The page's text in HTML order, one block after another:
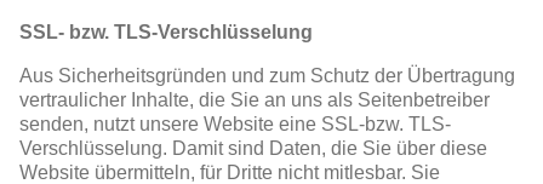
SSL- bzw. TLS-Verschlüsselung
Aus Sicherheitsgründen und zum Schutz der Übertragung
vertraulicher Inhalte, die Sie an uns als Seitenbetreiber
senden, nutzt unsere Website eine SSL-bzw. TLS-
Verschlüsselung. Damit sind Daten, die Sie über diese
Website übermitteln, für Dritte nicht mitlesbar. Sie